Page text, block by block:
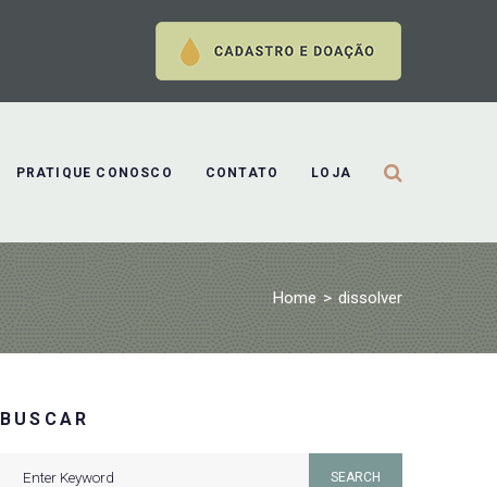
PRATIQUE CONOSCO CONTATO LOJA
Home > dissolver
BUSCAR
SEARCH